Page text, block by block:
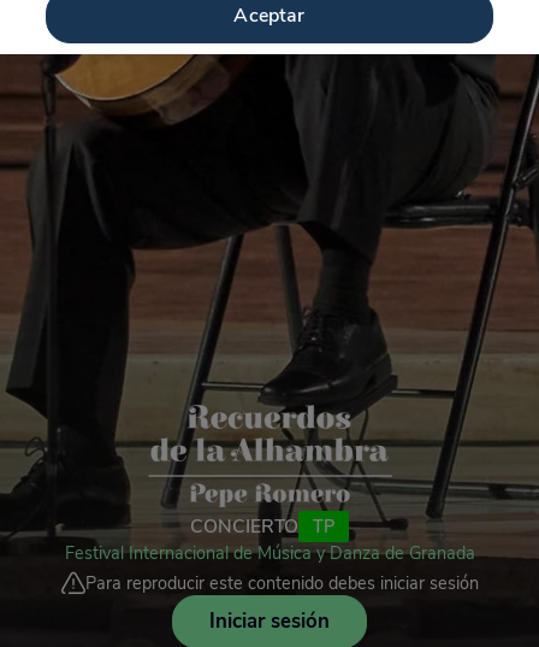
CONCIERTO TP
Festival Internacional de Música y Danza de Granada
Para reproducir este contenido debes iniciar sesión
Iniciar sesión
Aceptar